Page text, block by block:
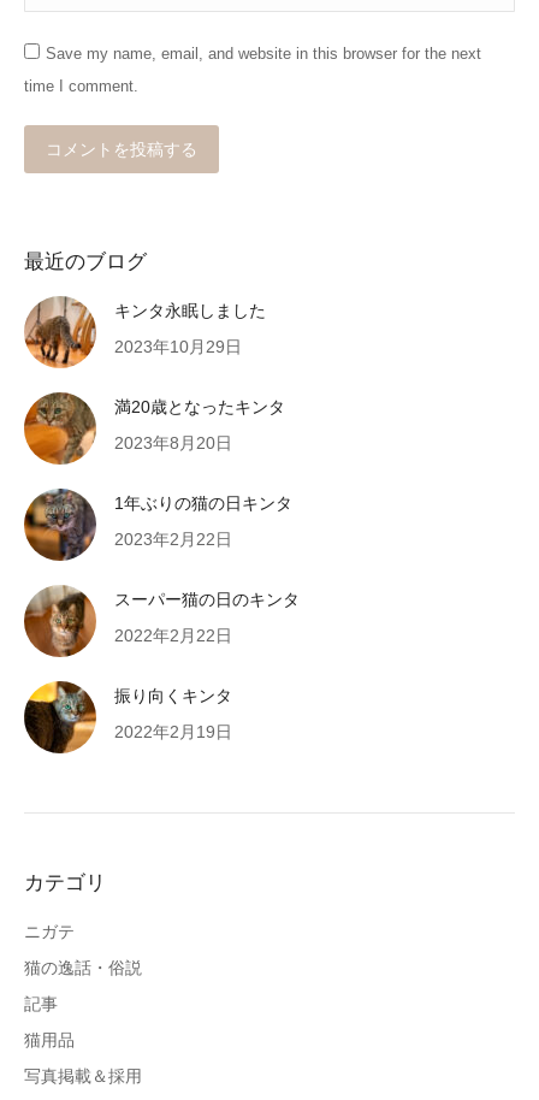
Save my name, email, and website in this browser for the next
time I comment.
コメントを投稿する
最近のブログ
キンタ永眠しました
2023年10月29日
満20歳となったキンタ
2023年8月20日
1年ぶりの猫の日キンタ
2023年2月22日
スーパー猫の日のキンタ
2022年2月22日
振り向くキンタ
2022年2月19日
カテゴリ
ニガテ
猫の逸話・俗説
記事
猫用品
写真掲載＆採用